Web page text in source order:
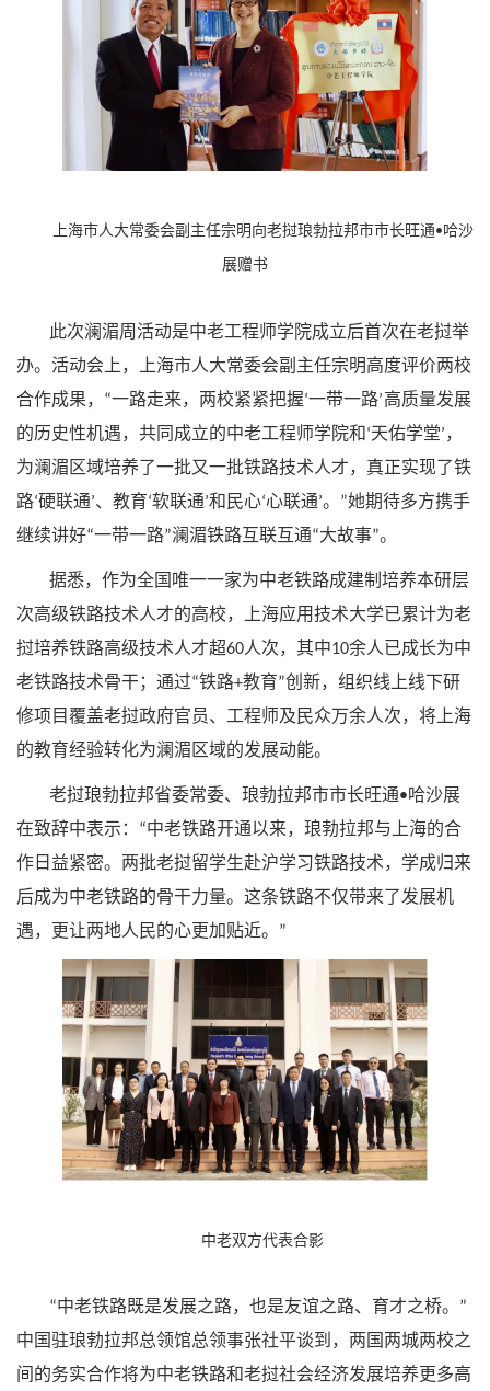
上海市人大常委会副主任宗明向老挝琅勃拉邦市市长旺通•哈沙
展赠书
此次澜湄周活动是中老工程师学院成立后首次在老挝举
办。活动会上，上海市人大常委会副主任宗明高度评价两校
合作成果， “一路走来，两校紧紧把握‘一带一路’高质量发展
的历史性机遇，共同成立的中老工程师学院和‘天佑学堂’，
为澜湄区域培养了一批又一批铁路技术人才，真正实现了铁
路‘硬联通’、教育‘软联通’和民心‘心联通’。 ”她期待多方携手
继续讲好“一带一路”澜湄铁路互联互通“大故事”。
据悉，作为全国唯一一家为中老铁路成建制培养本研层
次高级铁路技术人才的高校，上海应用技术大学已累计为老
挝培养铁路高级技术人才超60人次，其中10余人已成长为中
老铁路技术骨干；通过“铁路+教育”创新，组织线上线下研
修项目覆盖老挝政府官员、工程师及民众万余人次，将上海
的教育经验转化为澜湄区域的发展动能。
老挝琅勃拉邦省委常委、琅勃拉邦市市长旺通•哈沙展
在致辞中表示： “中老铁路开通以来，琅勃拉邦与上海的合
作日益紧密。两批老挝留学生赴沪学习铁路技术，学成归来
后成为中老铁路的骨干力量。这条铁路不仅带来了发展机
遇，更让两地人民的心更加贴近。 ”
中老双方代表合影
“中老铁路既是发展之路，也是友谊之路、育才之桥。 ”
中国驻琅勃拉邦总领馆总领事张社平谈到，两国两城两校之
间的务实合作将为中老铁路和老挝社会经济发展培养更多高